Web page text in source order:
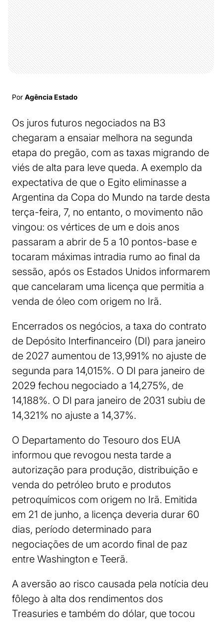
Por Agência Estado
Os juros futuros negociados na B3
chegaram a ensaiar melhora na segunda
etapa do pregão, com as taxas migrando de
viés de alta para leve queda. A exemplo da
expectativa de que o Egito eliminasse a
Argentina da Copa do Mundo na tarde desta
terça-feira, 7, no entanto, o movimento não
vingou: os vértices de um e dois anos
passaram a abrir de 5 a 10 pontos-base e
tocaram máximas intradia rumo ao final da
sessão, após os Estados Unidos informarem
que cancelaram uma licença que permitia a
venda de óleo com origem no Irã.
Encerrados os negócios, a taxa do contrato
de Depósito Interfinanceiro (DI) para janeiro
de 2027 aumentou de 13,991% no ajuste de
segunda para 14,015%. O DI para janeiro de
2029 fechou negociado a 14,275%, de
14,188%. O DI para janeiro de 2031 subiu de
14,321% no ajuste a 14,37%.
O Departamento do Tesouro dos EUA
informou que revogou nesta tarde a
autorização para produção, distribuição e
venda do petróleo bruto e produtos
petroquímicos com origem no Irã. Emitida
em 21 de junho, a licença deveria durar 60
dias, período determinado para
negociações de um acordo final de paz
entre Washington e Teerã.
A aversão ao risco causada pela notícia deu
fôlego à alta dos rendimentos dos
Treasuries e também do dólar, que tocou